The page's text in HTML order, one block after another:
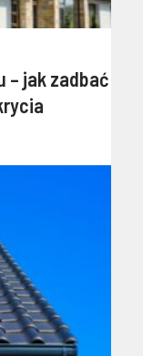
– jak zadbać